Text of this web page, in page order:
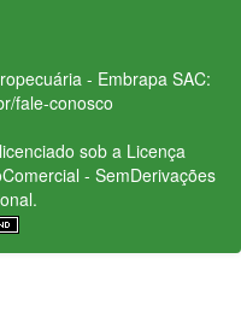
- Embrapa SAC:
fale-conosco
sob a Licença
- SemDerivações